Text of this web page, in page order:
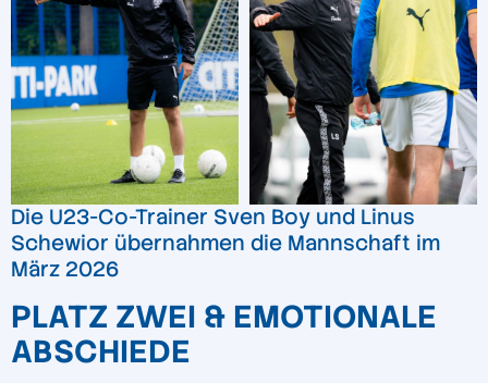
Die U23-Co-Trainer Sven Boy und Linus
Schewior übernahmen die Mannschaft im
März 2026
PLATZ ZWEI & EMOTIONALE
ABSCHIEDE